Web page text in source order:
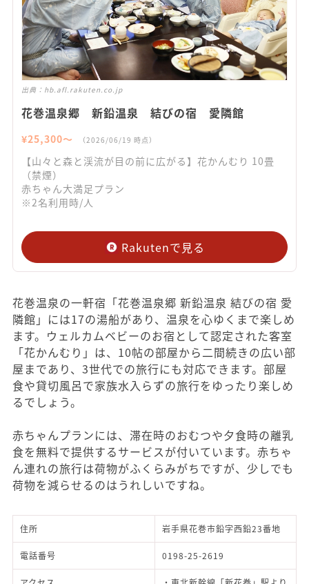
出典： hb.afl.rakuten.co.jp
花巻温泉郷 新鉛温泉 結びの宿 愛隣館
¥25,300〜 （2026/06/19 時点）
【山々と森と渓流が目の前に広がる】花かんむり 10畳
（禁煙）
赤ちゃん大満足プラン
※2名利用時/人
Rakutenで見る
花巻温泉の一軒宿「花巻温泉郷 新鉛温泉 結びの宿 愛
隣館」には17の湯船があり、温泉を心ゆくまで楽しめ
ます。ウェルカムベビーのお宿として認定された客室
「花かんむり」は、10帖の部屋から二間続きの広い部
屋まであり、3世代での旅行にも対応できます。部屋
食や貸切風呂で家族水入らずの旅行をゆったり楽しめ
るでしょう。
赤ちゃんプランには、滞在時のおむつや夕食時の離乳
食を無料で提供するサービスが付いています。赤ちゃ
ん連れの旅行は荷物がふくらみがちですが、少しでも
荷物を減らせるのはうれしいですね。
住所 岩手県花巻市鉛字西鉛23番地
電話番号 0198-25-2619